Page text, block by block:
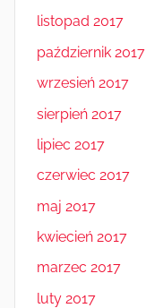
listopad 2017
październik 2017
wrzesień 2017
sierpień 2017
lipiec 2017
czerwiec 2017
maj 2017
kwiecień 2017
marzec 2017
luty 2017